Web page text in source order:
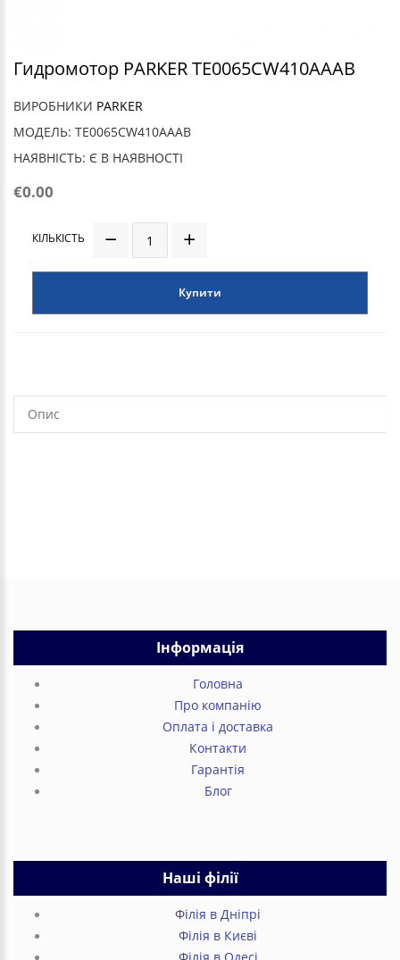
Гидромотор PARKER TE0065CW410AAAB
ВИРОБНИКИ PARKER
МОДЕЛЬ: TE0065CW410AAAB
НАЯВНІСТЬ: Є В НАЯВНОСТІ
€0.00
КІЛЬКІСТЬ
Купити
Опис
Інформація
Головна
Про компанію
Оплата і доставка
Контакти
Гарантія
Блог
Наші філії
Філія в Дніпрі
Філія в Києві